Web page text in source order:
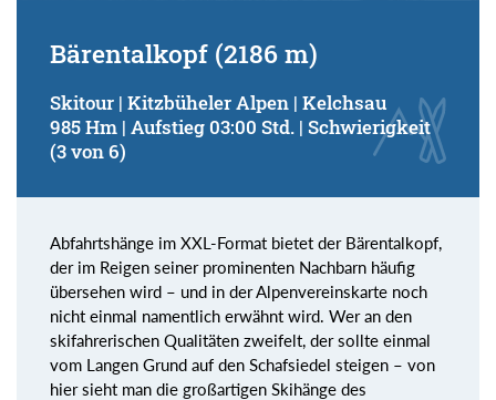
Bärentalkopf (2186 m)
Skitour | Kitzbüheler Alpen | Kelchsau
985 Hm | Aufstieg 03:00 Std. | Schwierigkeit
(3 von 6)
Abfahrtshänge im XXL-Format bietet der Bärentalkopf,
der im Reigen seiner prominenten Nachbarn häufig
übersehen wird – und in der Alpenvereinskarte noch
nicht einmal namentlich erwähnt wird. Wer an den
skifahrerischen Qualitäten zweifelt, der sollte einmal
vom Langen Grund auf den Schafsiedel steigen – von
hier sieht man die großartigen Skihänge des